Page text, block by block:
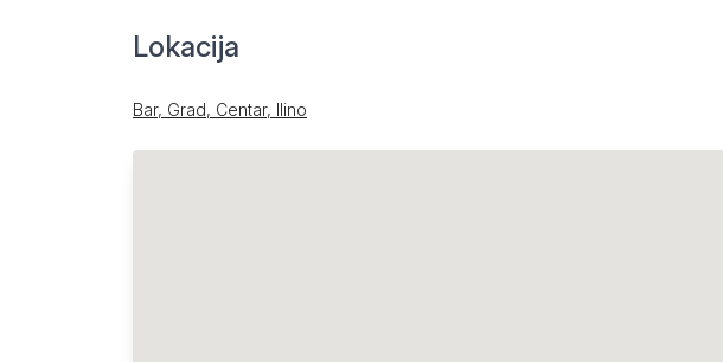
Lokacija
Bar, Grad, Centar, Ilino